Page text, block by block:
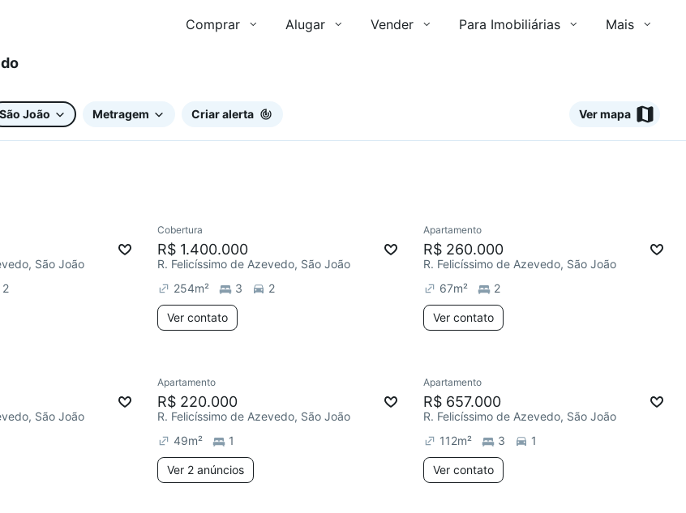
Comprar Alugar Vender Para Imobiliárias Mais
São João Metragem Criar alerta Ver mapa
São João
2
Cobertura
R$ 1.400.000
R. Felicíssimo de Azevedo, São João
254m² 3 2
Ver contato
Apartamento
R$ 260.000
R. Felicíssimo de Azevedo, São João
67m² 2
Ver contato
São João
Redecorar
Apartamento
R$ 220.000
R. Felicíssimo de Azevedo, São João
49m² 1
Ver 2 anúncios
Apartamento
R$ 657.000
R. Felicíssimo de Azevedo, São João
112m² 3 1
Ver contato